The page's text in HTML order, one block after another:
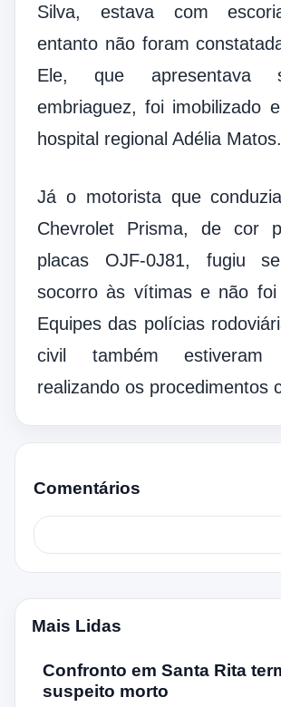
Silva, estava com
entanto não foram
Ele, que apresentava
embriaguez, foi imobilizado
hospital regional Adélia Matos.
Já o motorista que
Chevrolet Prisma, de cor
placas OJF-0J81, fugiu
socorro às vítimas e não foi
Equipes das polícias
civil também estiveram
realizando os procedimentos
Comentários
Mais Lidas
Confronto em Santa Rita
suspeito morto